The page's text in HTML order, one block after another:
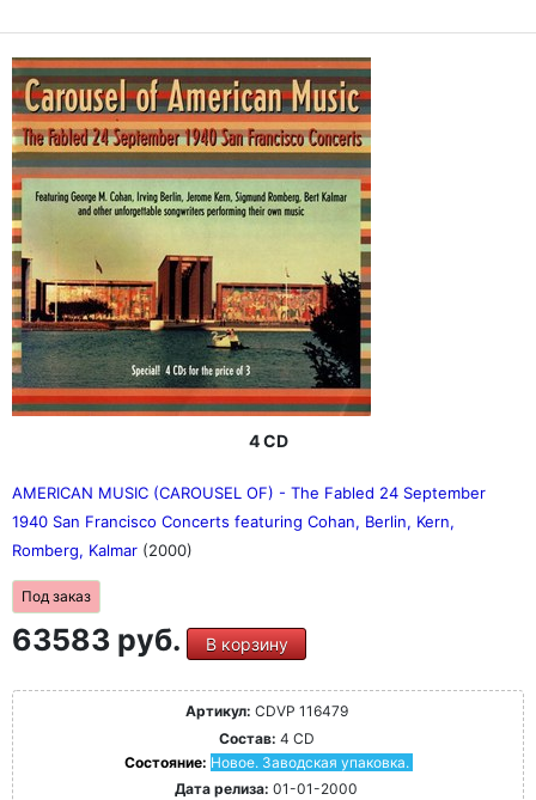
4 CD
AMERICAN MUSIC (CAROUSEL OF) - The Fabled 24 September
1940 San Francisco Concerts featuring Cohan, Berlin, Kern,
Romberg, Kalmar (2000)
Под заказ
63583 руб. В корзину
Артикул: CDVP 116479
Состав: 4 CD
Состояние: Новое. Заводская упаковка.
Дата релиза: 01-01-2000